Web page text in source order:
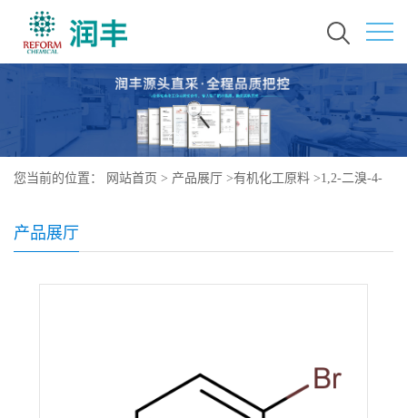
您当前的位置： 网站首页 > 产品展厅 >有机化工原料 >1,2-二溴-4-
产品展厅